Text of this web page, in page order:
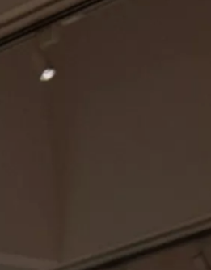
MUSEUMSHOP